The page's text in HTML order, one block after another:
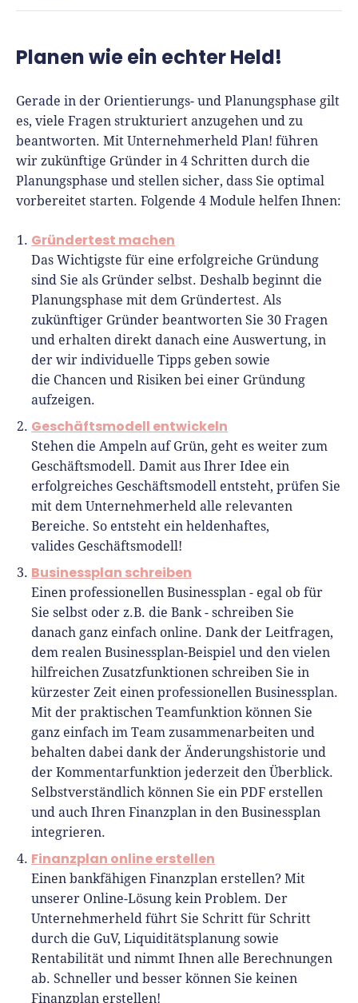
Für-Gründer.de Redaktion
Seit 2010 ist René als Gründer von Für-
Gründer.de Teil der deutschen
Gründerlandschaft. Seine Mission:
Gründerinnen und Gründern praxisnahe
Inhalte und echte Insights an die Hand zu
geben. Das tut er als Chefredakteur,
unserem YouTube-Kanal.
Er ist Interviewpartner in anderen Medien
und verfasst Fachbeiträge zu
Gründungsthemen.
Planen wie ein echter Held!
Gerade in der Orientierungs- und Planungsphase gilt
es, viele Fragen strukturiert anzugehen und zu
beantworten. Mit Unternehmerheld Plan! führen
wir zukünftige Gründer in 4 Schritten durch die
Planungsphase und stellen sicher, dass Sie optimal
vorbereitet starten. Folgende 4 Module helfen Ihnen:
Gründertest machen
Das Wichtigste für eine erfolgreiche Gründung
sind Sie als Gründer selbst. Deshalb beginnt die
Planungsphase mit dem Gründertest. Als
zukünftiger Gründer beantworten Sie 30 Fragen
und erhalten direkt danach eine Auswertung, in
der wir individuelle Tipps geben sowie
die Chancen und Risiken bei einer Gründung
aufzeigen.
Geschäftsmodell entwickeln
Stehen die Ampeln auf Grün, geht es weiter zum
Geschäftsmodell. Damit aus Ihrer Idee ein
erfolgreiches Geschäftsmodell entsteht, prüfen Sie
mit dem Unternehmerheld alle relevanten
Bereiche. So entsteht ein heldenhaftes,
valides Geschäftsmodell!
Businessplan schreiben
Einen professionellen Businessplan - egal ob für
Sie selbst oder z.B. die Bank - schreiben Sie
danach ganz einfach online. Dank der Leitfragen,
dem realen Businessplan-Beispiel und den vielen
hilfreichen Zusatzfunktionen schreiben Sie in
kürzester Zeit einen professionellen Businessplan.
Mit der praktischen Teamfunktion können Sie
ganz einfach im Team zusammenarbeiten und
behalten dabei dank der Änderungshistorie und
der Kommentarfunktion jederzeit den Überblick.
Selbstverständlich können Sie ein PDF erstellen
und auch Ihren Finanzplan in den Businessplan
integrieren.
Finanzplan online erstellen
Einen bankfähigen Finanzplan erstellen? Mit
unserer Online-Lösung kein Problem. Der
Unternehmerheld führt Sie Schritt für Schritt
durch die GuV, Liquiditätsplanung sowie
Rentabilität und nimmt Ihnen alle Berechnungen
ab. Schneller und besser können Sie keinen
Finanzplan erstellen!